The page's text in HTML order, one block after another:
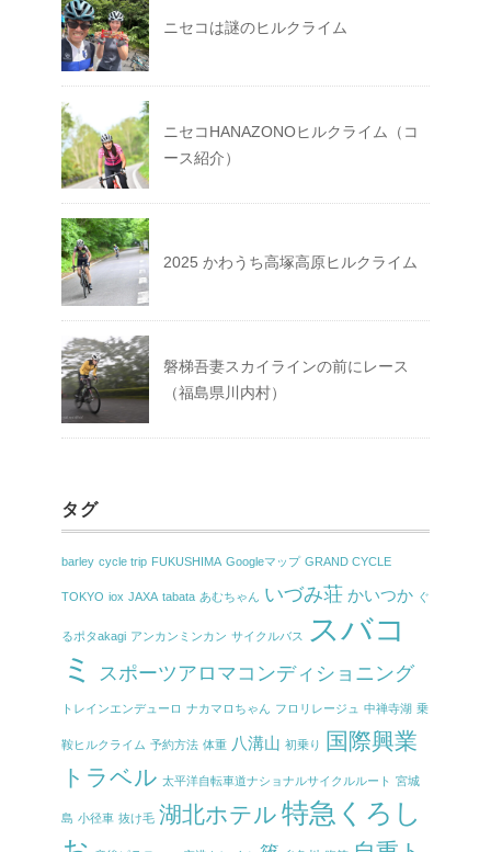
ニセコは謎のヒルクライム
ニセコHANAZONOヒルクライム（コ
ース紹介）
2025 かわうち高塚高原ヒルクライム
磐梯吾妻スカイラインの前にレース
（福島県川内村）
タグ
barley cycle trip FUKUSHIMA Googleマップ GRAND CYCLE
TOKYO iox JAXA tabata あむちゃん いづみ荘 かいつか ぐ
るポタakagi アンカンミンカン サイクルバス
スバコ
ミ
スポーツアロマコンディショニング
トレインエンデューロ ナカマロちゃん フロリレージュ 中禅寺湖 乗
鞍ヒルクライム 予約方法 体重 八溝山 初乗り
国際興業
トラベル 太平洋自転車道ナショナルサイクルルート 宮城
島 小径車 抜け毛 湖北ホテル 特急くろし